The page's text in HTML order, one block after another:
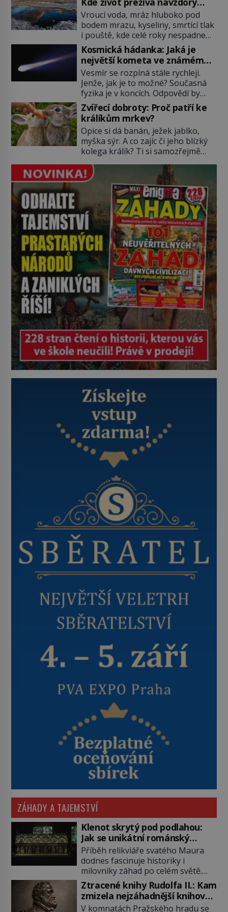
texty a inspiroval řadu pověstí.
Tato skromná, ale užitečná
rostlina provází člověka už tisíce
let. Většina lidí vnímá rákos jen jako
obyčejnou kulisu letního koupání.
Stačí se však podívat […]
všemu
Vroucí voda, mráz hluboko pod
bodem mrazu, kyseliny, smrtící tlak
i pouště, kde celé roky nespadne
jediná kapka deště. Na první
pohled místa, kde nemůže
existovat vůbec nic. Přesto právě
tady vědci objevují organismy,
které posouvají hranice života.
Každý nový nález mění naše
představy o tom, co všechno
dokáže příroda a napovídá, kde
bychom jednou […]
Kosmická hádanka: Jaká je
největší kometa ve známém
vesmíru?
Vesmír se rozpíná stále rychleji.
Jenže, jak je to možné? Současná
fyzika je v koncích. Odpovědí by
mohla být hypotetická temná
energie. Právě na tu se zaměří
pozornost dvojice zkušených
astronomů. Namísto ní ale objeví
něco mnohem hmatatelnějšího.
Naprosto rekordní kometu!
Astronomové Pedro Bernardinelli a
Gary Bernstein mravenčí prací
zkoumají archivní snímky v rámci
Průzkumu temné energie […]
Zvířecí dobroty: Proč patří ke
králíkům mrkev?
Opice si dá banán, ježek jablko,
myška sýr. A co zajíc či jeho blízký
kolega králík? Ti si samozřejmě
podobné představy o potravě
zvířat často spíš mýty? Pokud máte
doma králíka, mrkev mu dát
můžete. A nejspíš mu i bude
chutnat, ovšem měl by ji mít jen
jako občasný pamlsek. […]
ZÁHADY A TAJEMSTVÍ
Klenot skrytý pod podlahou:
Jak se unikátní románský
poklad dostal do zapadlého
Bečova?
Příběh relikviáře svatého Maura
dodnes fascinuje historiky i
milovníky záhad po celém světě.
Tato románská zlatnická památka
ze 13. století je po českých
korunovačních klenotech druhým
Ztracené knihy Rudolfa II.: Kam
zmizela nejzáhadnější knihovna
Evropy?
V komnatách Pražského hradu se